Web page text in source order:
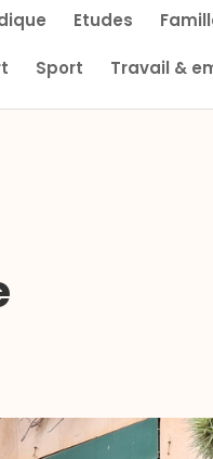
Etudes
Sport Travail &